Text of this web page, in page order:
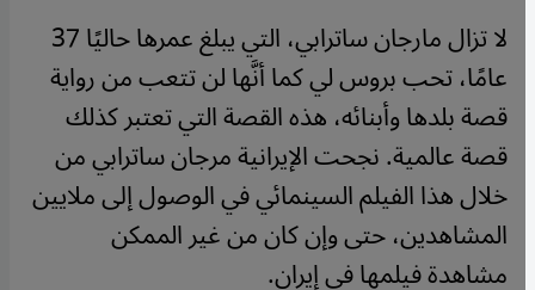
لا تزال مارجان ساترابي، التي يبلغ عمرها حاليًا 37
عامًا، تحب بروس لي كما أنَّها لن تتعب من رواية
قصة بلدها وأبنائه، هذه القصة التي تعتبر كذلك
قصة عالمية. نجحت الإيرانية مرجان ساترابي من
خلال هذا الفيلم السينمائي في الوصول إلى ملايين
المشاهدين، حتى وإن كان من غير الممكن
مشاهدة فيلمها في إيران.